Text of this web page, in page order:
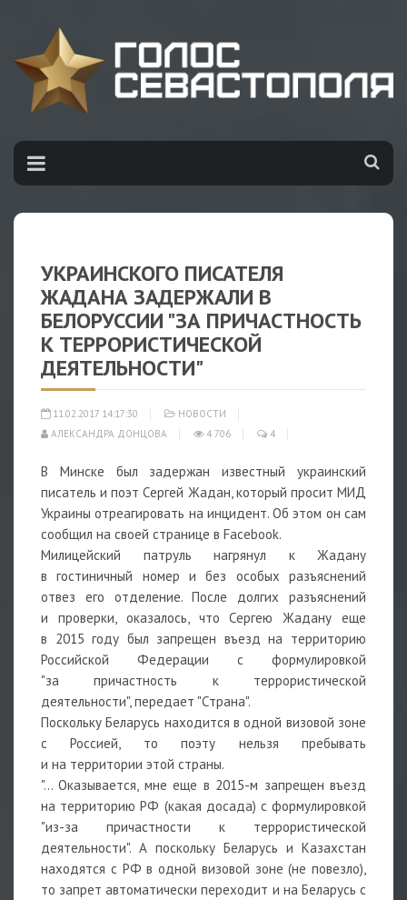
УКРАИНСКОГО ПИСАТЕЛЯ
ЖАДАНА ЗАДЕРЖАЛИ В
БЕЛОРУССИИ "ЗА ПРИЧАСТНОСТЬ
К ТЕРРОРИСТИЧЕСКОЙ
ДЕЯТЕЛЬНОСТИ"
11.02.2017 14:17:30
НОВОСТИ
АЛЕКСАНДРА ДОНЦОВА
4 706 4
В Минске был задержан известный украинский
писатель и поэт Сергей Жадан, который просит МИД
Украины отреагировать на инцидент. Об этом он сам
сообщил на своей странице в Facebook.
Милицейский патруль нагрянул к Жадану
в гостиничный номер и без особых разъяснений
отвез его отделение. После долгих разъяснений
и проверки, оказалось, что Сергею Жадану еще
в 2015 году был запрещен въезд на территорию
Российской Федерации с формулировкой
"за причастность к террористической
деятельности", передает "Страна".
Поскольку Беларусь находится в одной визовой зоне
с Россией, то поэту нельзя пребывать
и на территории этой страны.
"... Оказывается, мне еще в 2015-м запрещен въезд
на территорию РФ (какая досада) с формулировкой
"из-за причастности к террористической
деятельности". А поскольку Беларусь и Казахстан
находятся с РФ в одной визовой зоне (не повезло),
то запрет автоматически переходит и на Беларусь с